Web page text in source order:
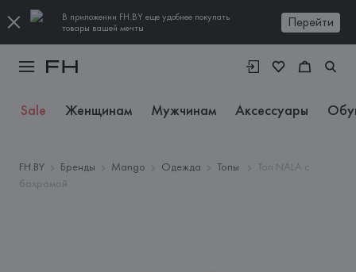
В приложении FH.BY еще удобнее покупать
товары вашей мечты
Перейти
Sale Женщинам Мужчинам Аксессуары
FH.BY Бренды Mango Одежда Топы
Топ NALA с
бахромой